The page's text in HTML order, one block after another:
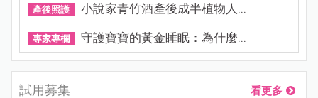
產後照護 小說家青竹酒產後成半植物人...
專家專欄 守護寶寶的黃金睡眠：為什麼...
試用募集 看更多